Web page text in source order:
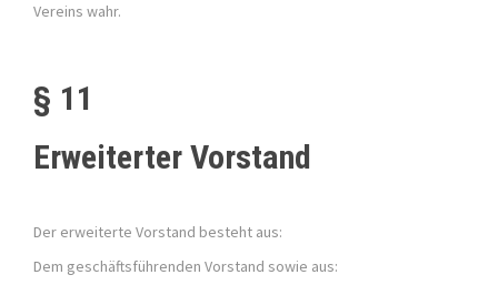
Vereins wahr.
§ 11
Erweiterter Vorstand
Der erweiterte Vorstand besteht aus:
Dem geschäftsführenden Vorstand sowie aus: